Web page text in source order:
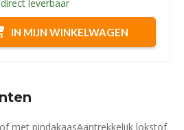
leverbaar
IN MIJN WINKELWAGEN
met pindakaasAantrekkelijk lokstof